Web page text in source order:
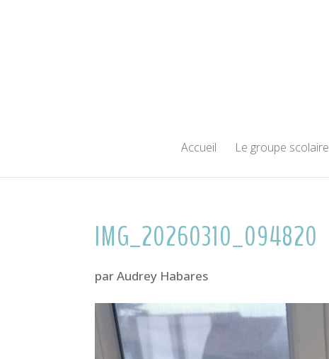
Accueil Le groupe scolaire
IMG_20260310_094820
parAudrey Habares